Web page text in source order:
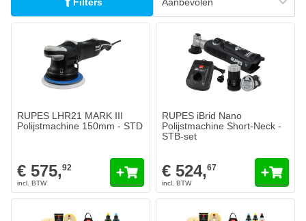
RUPES LHR21 MARK III
Polijstmachine 150mm - STD
€ 575,92
RUPES iBrid Nano
Polijstmachine Short-Neck -
STB-set
€ 524,67